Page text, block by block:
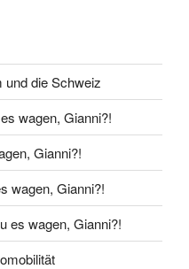
und die Schweiz
wagen, Gianni?!
Gianni?!
wagen, Gianni?!
es wagen, Gianni?!